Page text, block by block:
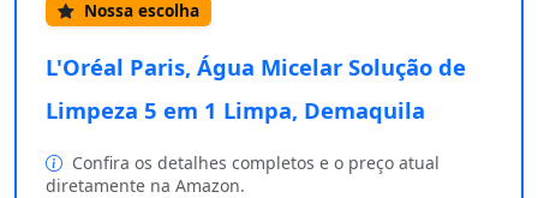
Nossa escolha
L'Oréal Paris, Água Micelar Solução de
Limpeza 5 em 1 Limpa, Demaquila
Confira os detalhes completos e o preço atual
diretamente na Amazon.